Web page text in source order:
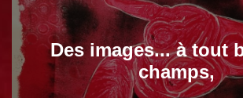
Des images... à tout
champs,